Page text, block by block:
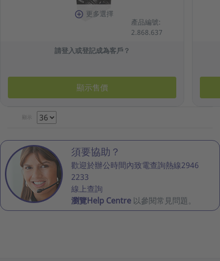
更多選擇
產品編號:
2.868.637
請登入或登記成為客戶？
顯示售價
顯示
須要協助？
歡迎於辦公時間內致電查詢熱線2946
2233
線上查詢
瀏覽Help Centre 以參閱常見問題。